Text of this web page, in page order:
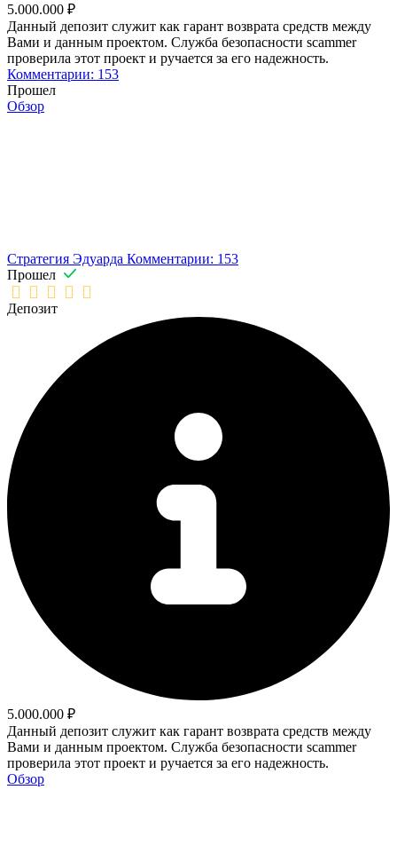
5.000.000 ₽
Данный депозит служит как гарант возврата средств между
Вами и данным проектом. Служба безопасности scammer
проверила этот проект и ручается за его надежность.
Комментарии: 153
Прошел
Обзор
Стратегия Эдуарда Комментарии: 153
Прошел
Депозит
5.000.000 ₽
Данный депозит служит как гарант возврата средств между
Вами и данным проектом. Служба безопасности scammer
проверила этот проект и ручается за его надежность.
Обзор